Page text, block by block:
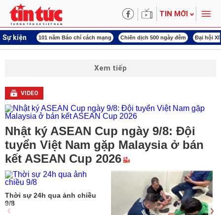
TIN MỚI
Sự kiện
tên Bác 101 năm Báo chí cách mạng Chiến dịch 500 ngày đêm Đại hội
Xem tiếp
VIDEO
Nhật ký ASEAN Cup ngày 9/8: Đội
tuyển Việt Nam gặp Malaysia ở bán
kết ASEAN Cup 2026
Thời sự 24h qua ảnh chiều
9/8